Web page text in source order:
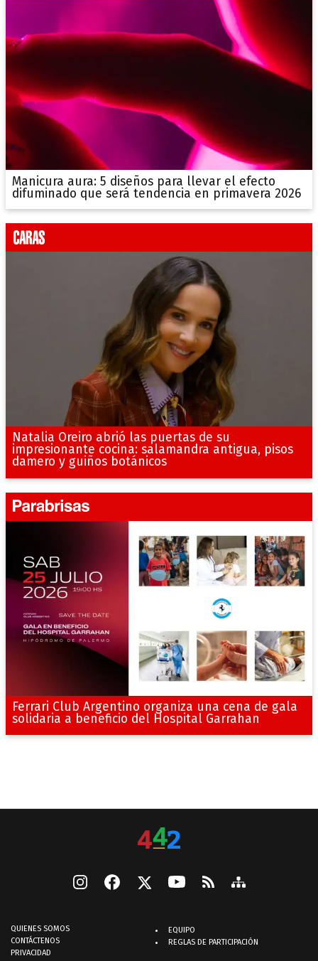
Manicura aura: 5 diseños para llevar el efecto
difuminado que será tendencia en primavera 2026
Natalia Oreiro abrió las puertas de su
impresionante cocina: salamandra antigua, pisos
damero y guiños botánicos
Ferrari Club Argentino organiza una cena de gala
solidaria a beneficio del Hospital Garrahan
QUIENES SOMOS
CONTÁCTENOS
PRIVACIDAD
EQUIPO
REGLAS DE PARTICIPACIÓN